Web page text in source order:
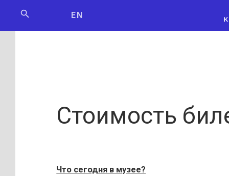
EN
Стоимость
Что сегодня в музее?